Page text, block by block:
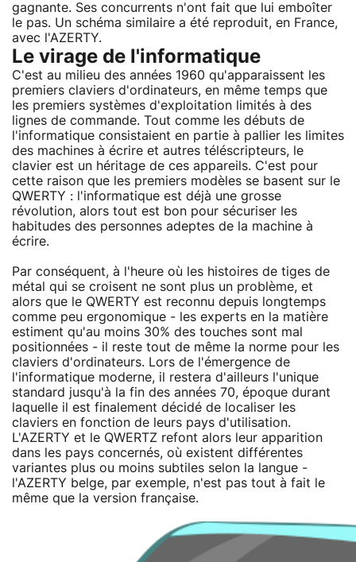
gagnante. Ses concurrents n'ont fait que lui emboîter
le pas. Un schéma similaire a été reproduit, en France,
avec l'AZERTY.
Le virage de l'informatique
C'est au milieu des années 1960 qu'apparaissent les
premiers claviers d'ordinateurs, en même temps que
les premiers systèmes d'exploitation limités à des
lignes de commande. Tout comme les débuts de
l'informatique consistaient en partie à pallier les limites
des machines à écrire et autres téléscripteurs, le
clavier est un héritage de ces appareils. C'est pour
cette raison que les premiers modèles se basent sur le
QWERTY : l'informatique est déjà une grosse
révolution, alors tout est bon pour sécuriser les
habitudes des personnes adeptes de la machine à
écrire.
Par conséquent, à l'heure où les histoires de tiges de
métal qui se croisent ne sont plus un problème, et
alors que le QWERTY est reconnu depuis longtemps
comme peu ergonomique - les experts en la matière
estiment qu'au moins 30% des touches sont mal
positionnées - il reste tout de même la norme pour les
claviers d'ordinateurs. Lors de l'émergence de
l'informatique moderne, il restera d'ailleurs l'unique
standard jusqu'à la fin des années 70, époque durant
laquelle il est finalement décidé de localiser les
claviers en fonction de leurs pays d'utilisation.
L'AZERTY et le QWERTZ refont alors leur apparition
dans les pays concernés, où existent différentes
variantes plus ou moins subtiles selon la langue -
l'AZERTY belge, par exemple, n'est pas tout à fait le
même que la version française.